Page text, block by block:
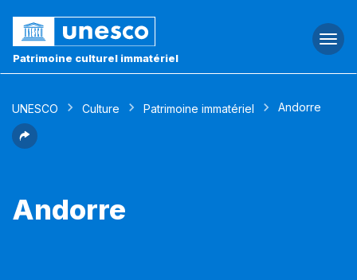
Patrimoine culturel immatériel
UNESCO Culture Patrimoine immatériel Andorre
Andorre